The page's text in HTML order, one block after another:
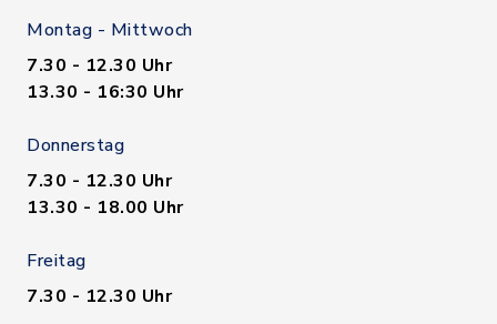
Montag - Mittwoch
7.30 - 12.30 Uhr
13.30 - 16:30 Uhr
Donnerstag
7.30 - 12.30 Uhr
13.30 - 18.00 Uhr
Freitag
7.30 - 12.30 Uhr